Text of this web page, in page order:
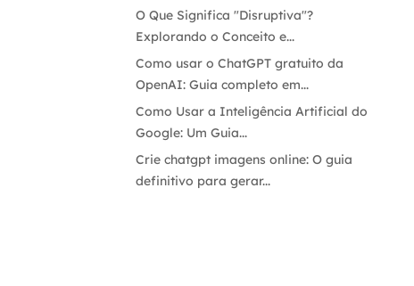
O Que Significa "Disruptiva"?
Explorando o Conceito e...
Como usar o ChatGPT gratuito da
OpenAI: Guia completo em...
Como Usar a Inteligência Artificial do
Google: Um Guia...
Crie chatgpt imagens online: O guia
definitivo para gerar...